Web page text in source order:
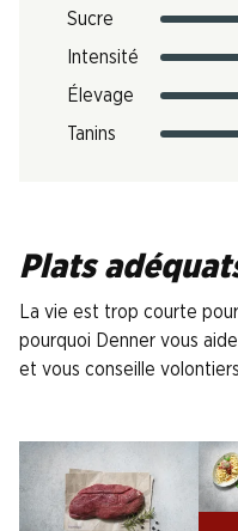
Sucre
Intensité
Élevage
Tanins
Plats
La vie est trop courte
pourquoi Denner vous
et vous conseille